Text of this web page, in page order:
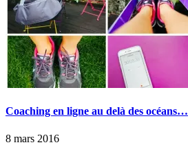
Coaching en ligne au delà des océans…
8 mars 2016